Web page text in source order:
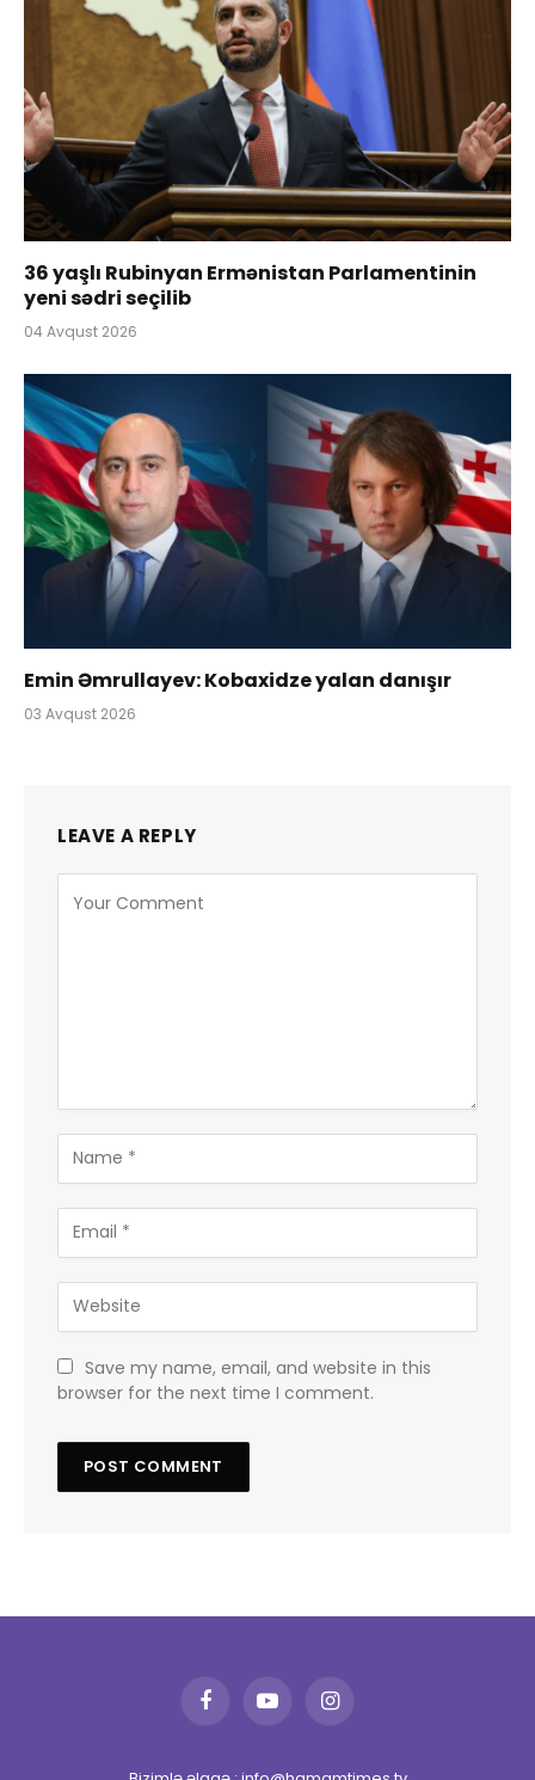
36 yaşlı Rubinyan Ermənistan Parlamentinin
yeni sədri seçilib
04 Avqust 2026
Emin Əmrullayev: Kobaxidze yalan danışır
03 Avqust 2026
LEAVE A REPLY
Save my name, email, and website in this
browser for the next time I comment.
FacebookYouTubeInstagram